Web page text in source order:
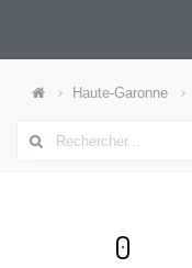
Haute-Garonne
0